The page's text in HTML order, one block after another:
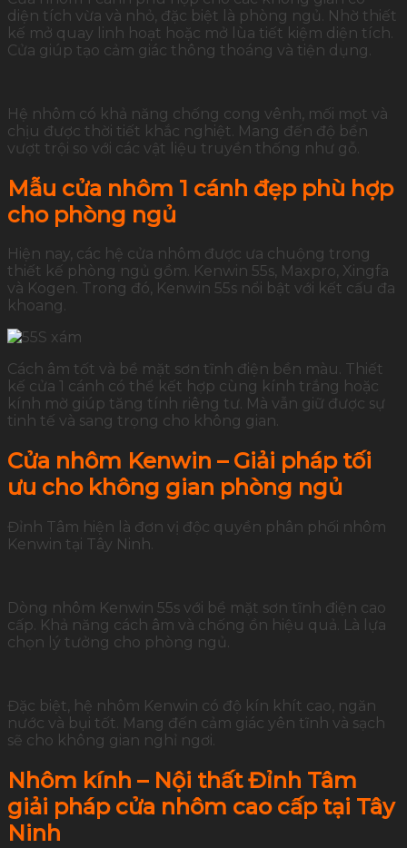
diện tích vừa và nhỏ, đặc biệt là phòng ngủ. Nhờ thiết
kế mở quay linh hoạt hoặc mở lùa tiết kiệm diện tích.
Cửa giúp tạo cảm giác thông thoáng và tiện dụng.
Hệ nhôm có khả năng chống cong vênh, mối mọt và
chịu được thời tiết khắc nghiệt. Mang đến độ bền
vượt trội so với các vật liệu truyền thống như gỗ.
Mẫu cửa nhôm 1 cánh đẹp phù hợp
cho phòng ngủ
Hiện nay, các hệ cửa nhôm được ưa chuộng trong
thiết kế phòng ngủ gồm. Kenwin 55s, Maxpro, Xingfa
và Kogen. Trong đó, Kenwin 55s nổi bật với kết cấu đa
khoang.
Cách âm tốt và bề mặt sơn tĩnh điện bền màu. Thiết
kế cửa 1 cánh có thể kết hợp cùng kính trắng hoặc
kính mờ giúp tăng tính riêng tư. Mà vẫn giữ được sự
tinh tế và sang trọng cho không gian.
Cửa nhôm Kenwin – Giải pháp tối
ưu cho không gian phòng ngủ
Đỉnh Tâm hiện là đơn vị độc quyền phân phối nhôm
Kenwin tại Tây Ninh.
Dòng nhôm Kenwin 55s với bề mặt sơn tĩnh điện cao
cấp. Khả năng cách âm và chống ồn hiệu quả. Là lựa
chọn lý tưởng cho phòng ngủ.
Đặc biệt, hệ nhôm Kenwin có độ kín khít cao, ngăn
nước và bụi tốt. Mang đến cảm giác yên tĩnh và sạch
sẽ cho không gian nghỉ ngơi.
Nhôm kính – Nội thất Đỉnh Tâm
giải pháp cửa nhôm cao cấp tại Tây
Ninh